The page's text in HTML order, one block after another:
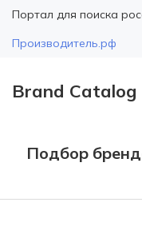
Портал для поиска
Производитель.рф
Brand Catalog
Подбор